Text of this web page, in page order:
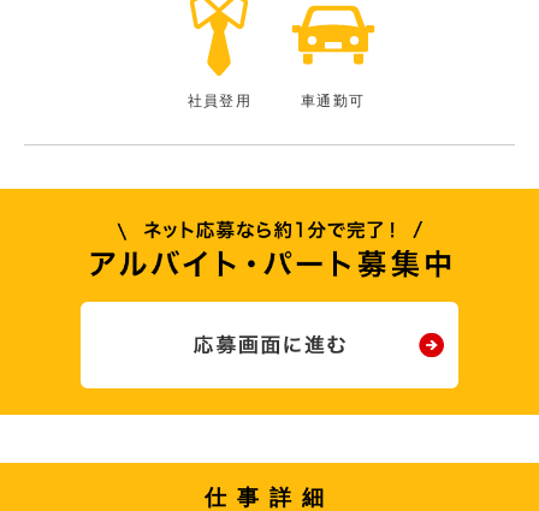
社員登用 車通勤可
仕事詳細